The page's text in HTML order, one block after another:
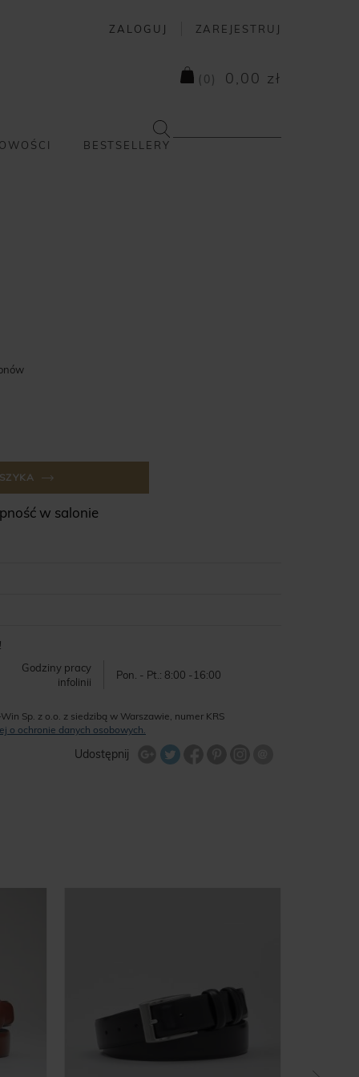
ZALOGUJ ZAREJESTRUJ
( 0 ) 0,00 zł
BESTSELLERY
w salonie
Godziny pracy
infolinii
Pon. - Pt.: 8:00 -16:00
Sp. z o.o. z siedzibą w Warszawie, numer KRS
o ochronie danych osobowych.
Udostępnij
Udostępnij na Twitterze